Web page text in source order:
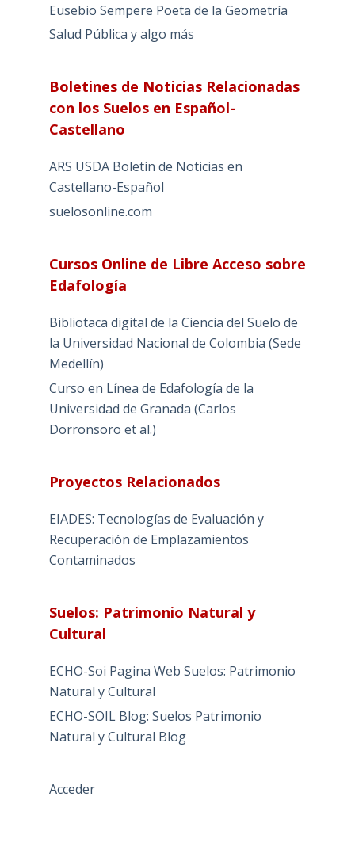
Eusebio Sempere Poeta de la Geometría
Salud Pública y algo más
Boletines de Noticias Relacionadas
con los Suelos en Español-
Castellano
ARS USDA Boletín de Noticias en
Castellano-Español
suelosonline.com
Cursos Online de Libre Acceso sobre
Edafología
Bibliotaca digital de la Ciencia del Suelo de
la Universidad Nacional de Colombia (Sede
Medellín)
Curso en Línea de Edafología de la
Universidad de Granada (Carlos
Dorronsoro et al.)
Proyectos Relacionados
EIADES: Tecnologías de Evaluación y
Recuperación de Emplazamientos
Contaminados
Suelos: Patrimonio Natural y
Cultural
ECHO-Soi Pagina Web Suelos: Patrimonio
Natural y Cultural
ECHO-SOIL Blog: Suelos Patrimonio
Natural y Cultural Blog
Acceder